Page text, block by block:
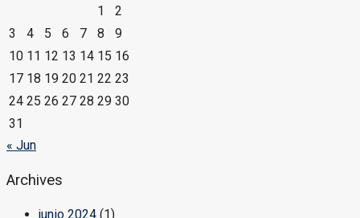
1
2
3
4 5 6 7 8
9
10 11 12 13 14 15 16
17 18 19 20 21 22 23
24 25 26 27 28 29 30
31
« Jun
Archives
junio 2024 (1)